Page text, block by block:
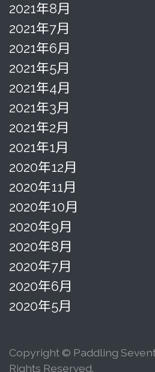
2021年8月
2021年7月
2021年6月
2021年5月
2021年4月
2021年3月
2021年2月
2021年1月
2020年12月
2020年11月
2020年10月
2020年9月
2020年8月
2020年7月
2020年6月
2020年5月
Copyright © Paddling
Rights Reserved.